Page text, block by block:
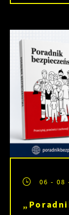
06 - 08